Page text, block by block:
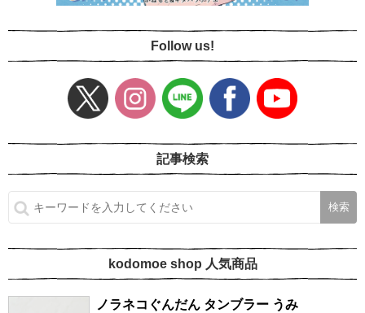
Follow us!
記事検索
kodomoe shop 人気商品
ノラネコぐんだん タンブラー うみ